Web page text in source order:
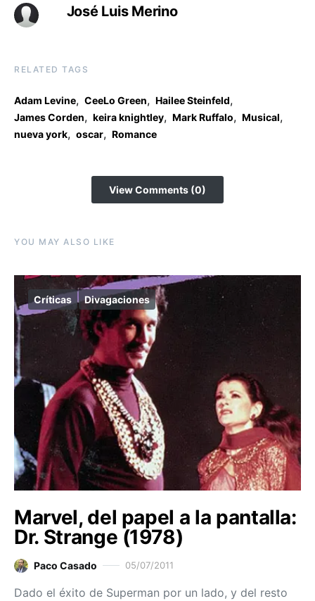
José Luis Merino
RELATED TAGS
Adam Levine, CeeLo Green, Hailee Steinfeld,
James Corden, keira knightley, Mark Ruffalo, Musical,
nueva york, oscar, Romance
View Comments (0)
YOU MAY ALSO LIKE
Críticas Divagaciones
Marvel, del papel a la pantalla:
Dr. Strange (1978)
Paco Casado 05/07/2011
Dado el éxito de Superman por un lado, y del resto